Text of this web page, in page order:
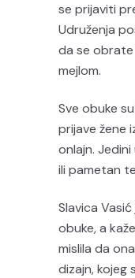
se prijaviti
Udruženja
da se obrate
mejlom.
Sve obuke
prijave žene
onlajn.
ili pametan
Slavica
obuke, a
mislila da
dizajn, kojeg